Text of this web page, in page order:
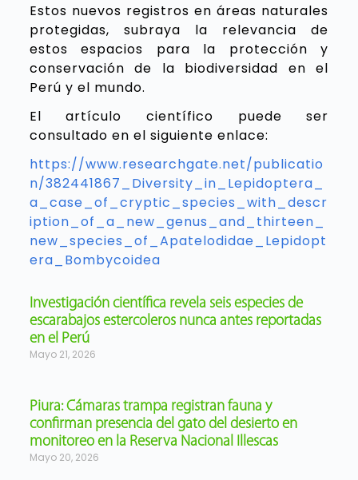
Estos nuevos registros en áreas naturales
protegidas, subraya la relevancia de
estos espacios para la protección y
conservación de la biodiversidad en el
Perú y el mundo.
El artículo científico puede ser
consultado en el siguiente enlace:
https://www.researchgate.net/publicatio
n/382441867_Diversity_in_Lepidoptera_
a_case_of_cryptic_species_with_descr
iption_of_a_new_genus_and_thirteen_
new_species_of_Apatelodidae_Lepidopt
era_Bombycoidea
Investigación científica revela seis especies de
escarabajos estercoleros nunca antes reportadas
en el Perú
Mayo 21, 2026
Piura: Cámaras trampa registran fauna y
confirman presencia del gato del desierto en
monitoreo en la Reserva Nacional Illescas
Mayo 20, 2026